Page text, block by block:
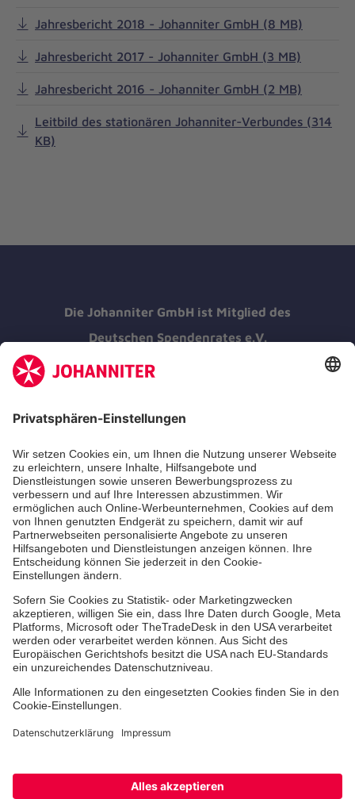
Jahresbericht 2018 - Johanniter GmbH (8 MB)
Jahresbericht 2017 - Johanniter GmbH (3 MB)
Jahresbericht 2016 - Johanniter GmbH (2 MB)
Leitbild des stationären Johanniter-Verbundes (314
KB)
Die Johanniter GmbH ist Mitglied des
Deutschen Spendenrates e.V.
Kununu Top Company 2026
Medizin & Pflege
Zentren
Patienten
Online-Termin
Hinweisgebersystem